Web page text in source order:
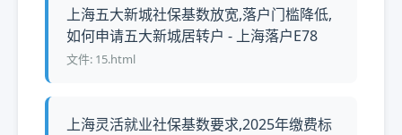
上海五大新城社保基数放宽,落户门槛降低,
如何申请五大新城居转户 - 上海落户E78
文件: 15.html
上海灵活就业社保基数要求,2025年缴费标